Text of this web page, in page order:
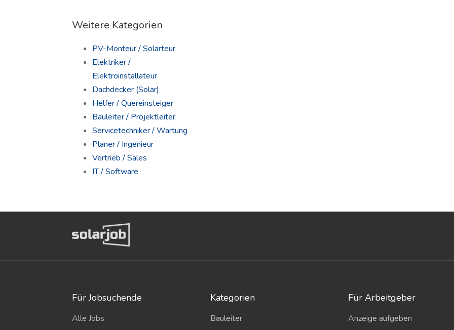
Weitere Kategorien
PV-Monteur / Solarteur
Elektriker /
Elektroinstallateur
Dachdecker (Solar)
Helfer / Quereinsteiger
Bauleiter / Projektleiter
Servicetechniker / Wartung
Planer / Ingenieur
Vertrieb / Sales
IT / Software
Für Jobsuchende
Alle Jobs
Kategorien
Bauleiter
Für Arbeitgeber
Anzeige aufgeben